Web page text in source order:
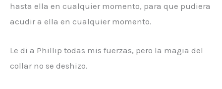
hasta ella en cualquier momento, para que pudiera
acudir a ella en cualquier momento.
Le di a Phillip todas mis fuerzas, pero la magia del
collar no se deshizo.